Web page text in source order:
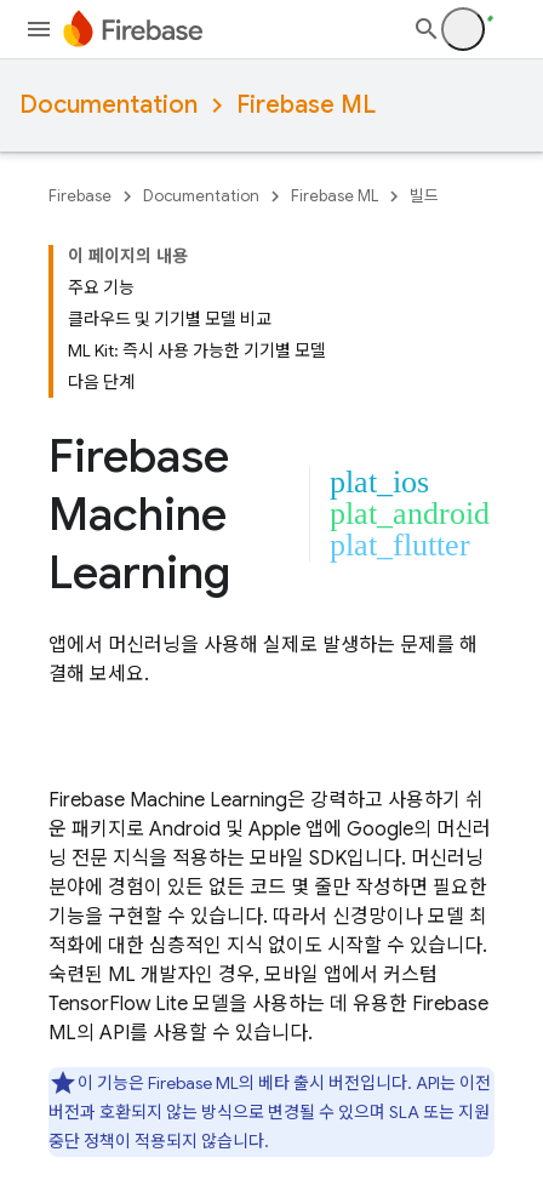
Documentation Firebase ML
Firebase Documentation Firebase ML 빌드
이 페이지의 내용
주요 기능
클라우드 및 기기별 모델 비교
ML Kit: 즉시 사용 가능한 기기별 모델
다음 단계
Firebase
Machine
Learning
plat_ios
plat_android
plat_flutter
앱에서 머신러닝을 사용해 실제로 발생하는 문제를 해
결해 보세요.
Firebase Machine Learning은 강력하고 사용하기 쉬
운 패키지로 Android 및 Apple 앱에 Google의 머신러
닝 전문 지식을 적용하는 모바일 SDK입니다. 머신러닝
분야에 경험이 있든 없든 코드 몇 줄만 작성하면 필요한
기능을 구현할 수 있습니다. 따라서 신경망이나 모델 최
적화에 대한 심층적인 지식 없이도 시작할 수 있습니다.
숙련된 ML 개발자인 경우, 모바일 앱에서 커스텀
TensorFlow Lite 모델을 사용하는 데 유용한 Firebase
ML의 API를 사용할 수 있습니다.
이 기능은Firebase ML의 베타 출시 버전입니다. API는 이전
버전과 호환되지 않는 방식으로 변경될 수 있으며 SLA 또는 지원
중단 정책이 적용되지 않습니다.